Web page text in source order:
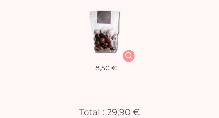
8,50 €
Total : 29,90 €